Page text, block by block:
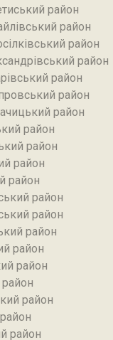
район
район‎
район‎
район
район
район
район
район
район‎
район‎
район
район
район
район
район‎
район
район
район